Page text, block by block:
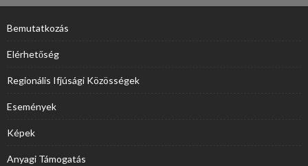
Bemutatkozás
Elérhetőség
Regionális Ifjúsági Közösségek
Események
Képek
Anyagi Támogatás